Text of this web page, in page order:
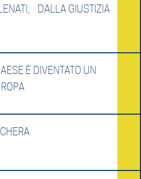
DALLA GIUSTIZIA
È DIVENTATO UN